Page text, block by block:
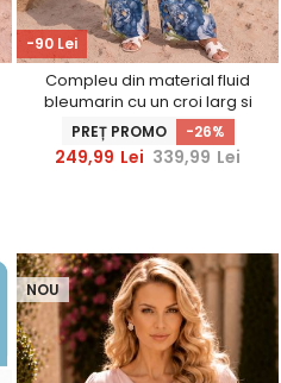
-90 Lei
Compleu din material fluid
bleumarin cu un croi larg si
imprimeu floral
PREȚ PROMO -26%
249,99 Lei 339,99 Lei
NOU